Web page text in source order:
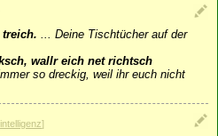
... Deine Tischtücher auf der
wallr eich net richtsch
so dreckig, weil ihr euch nicht
intelligenz]